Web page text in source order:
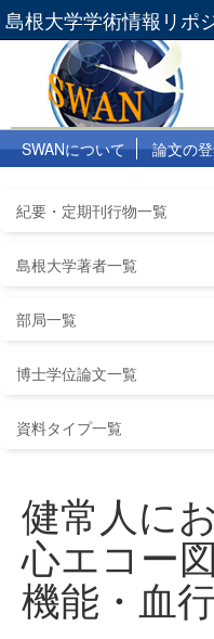
島根大学学術情報リポ
SWANについて 論文の
紀要・定期刊行物一覧
島根大学著者一覧
部局一覧
博士学位論文一覧
資料タイプ一覧
健常人に
心エコー
機能・血